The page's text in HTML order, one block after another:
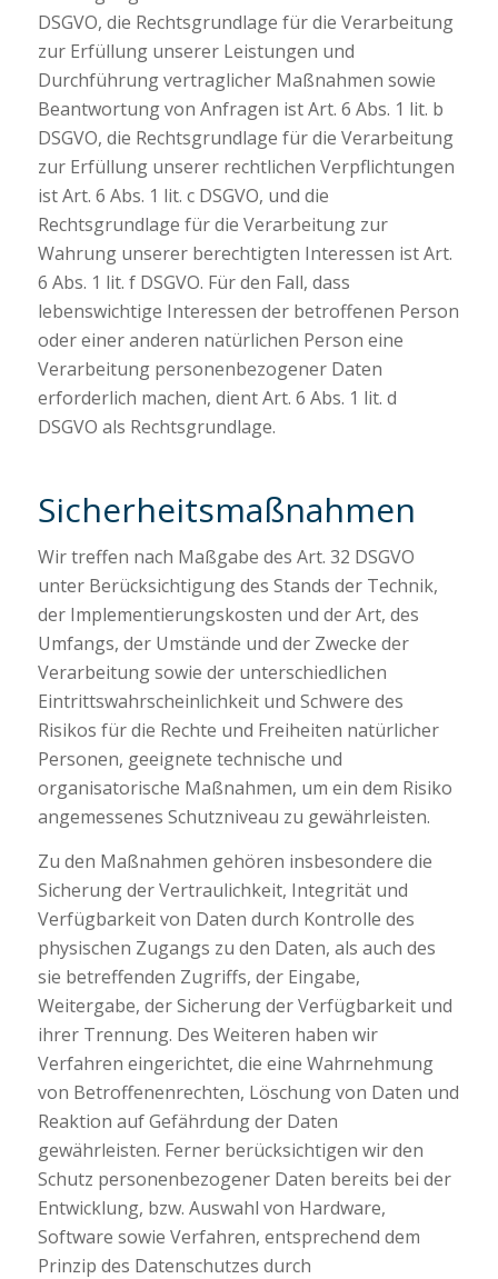
DSGVO, die Rechtsgrundlage für die Verarbeitung
zur Erfüllung unserer Leistungen und
Durchführung vertraglicher Maßnahmen sowie
Beantwortung von Anfragen ist Art. 6 Abs. 1 lit. b
DSGVO, die Rechtsgrundlage für die Verarbeitung
zur Erfüllung unserer rechtlichen Verpflichtungen
ist Art. 6 Abs. 1 lit. c DSGVO, und die
Rechtsgrundlage für die Verarbeitung zur
Wahrung unserer berechtigten Interessen ist Art.
6 Abs. 1 lit. f DSGVO. Für den Fall, dass
lebenswichtige Interessen der betroffenen Person
oder einer anderen natürlichen Person eine
Verarbeitung personenbezogener Daten
erforderlich machen, dient Art. 6 Abs. 1 lit. d
DSGVO als Rechtsgrundlage.
Sicherheitsmaßnahmen
Wir treffen nach Maßgabe des Art. 32 DSGVO
unter Berücksichtigung des Stands der Technik,
der Implementierungskosten und der Art, des
Umfangs, der Umstände und der Zwecke der
Verarbeitung sowie der unterschiedlichen
Eintrittswahrscheinlichkeit und Schwere des
Risikos für die Rechte und Freiheiten natürlicher
Personen, geeignete technische und
organisatorische Maßnahmen, um ein dem Risiko
angemessenes Schutzniveau zu gewährleisten.
Zu den Maßnahmen gehören insbesondere die
Sicherung der Vertraulichkeit, Integrität und
Verfügbarkeit von Daten durch Kontrolle des
physischen Zugangs zu den Daten, als auch des
sie betreffenden Zugriffs, der Eingabe,
Weitergabe, der Sicherung der Verfügbarkeit und
ihrer Trennung. Des Weiteren haben wir
Verfahren eingerichtet, die eine Wahrnehmung
von Betroffenenrechten, Löschung von Daten und
Reaktion auf Gefährdung der Daten
gewährleisten. Ferner berücksichtigen wir den
Schutz personenbezogener Daten bereits bei der
Entwicklung, bzw. Auswahl von Hardware,
Software sowie Verfahren, entsprechend dem
Prinzip des Datenschutzes durch